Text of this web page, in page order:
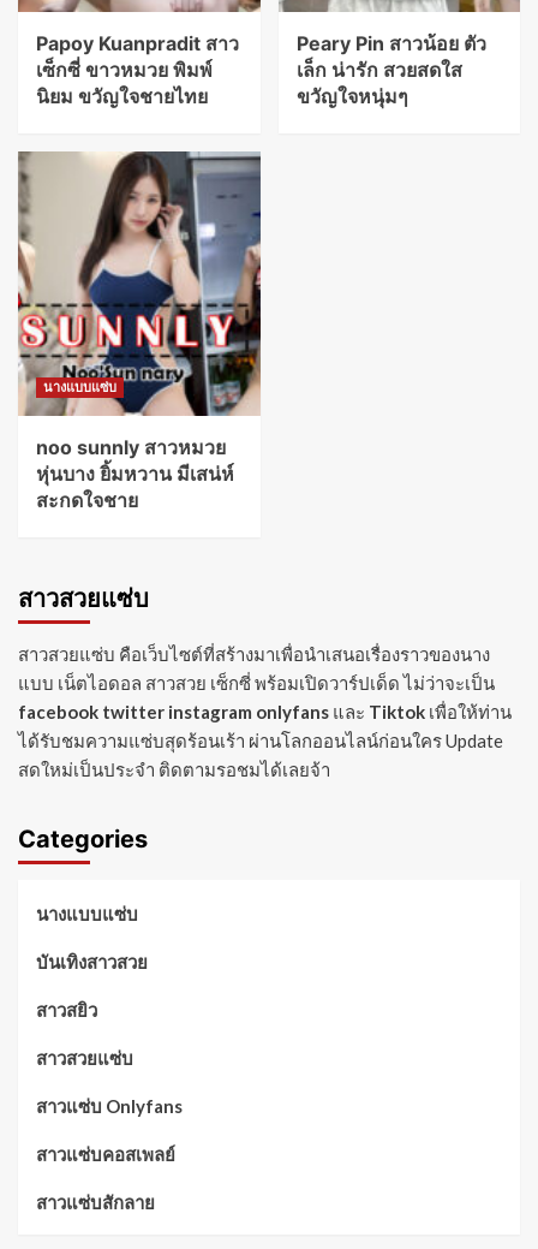
Papoy Kuanpradit สาว
เซ็กซี่ ขาวหมวย พิมพ์
นิยม ขวัญใจชายไทย
Peary Pin สาวน้อย ตัว
เล็ก น่ารัก สวยสดใส
ขวัญใจหนุ่มๆ
นางแบบแซ่บ
noo sunnly สาวหมวย
หุ่นบาง ยิ้มหวาน มีเสน่ห์
สะกดใจชาย
สาวสวยแซ่บ
สาวสวยแซ่บ คือเว็บไซต์ที่สร้างมาเพื่อนำเสนอเรื่องราวของนาง
แบบ เน็ตไอดอล สาวสวย เซ็กซี่ พร้อมเปิดวาร์ปเด็ด ไม่ว่าจะเป็น
facebook twitter instagram onlyfans และ Tiktok เพื่อให้ท่าน
ได้รับชมความแซ่บสุดร้อนเร้า ผ่านโลกออนไลน์ก่อนใคร Update
สดใหม่เป็นประจำ ติดตามรอชมได้เลยจ้า
Categories
นางแบบแซ่บ
บันเทิงสาวสวย
สาวสยิว
สาวสวยแซ่บ
สาวแซ่บ Onlyfans
สาวแซ่บคอสเพลย์
สาวแซ่บสักลาย